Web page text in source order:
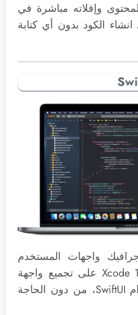
وإفلاته مباشرة في
انشاء الكود بدون أي كتابة
واجهات المستخدم
الجديدة والمدمجة في Xcode 11 على تجميع واجهة
مستخدم بسرعة باستخدام SwiftUI، من دون الحاجة